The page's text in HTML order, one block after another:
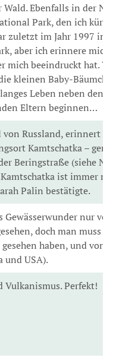
Ebenfalls in der
Park, den ich
zuletzt im Jahr 1997 im
aber ich erinnere mich
mich beeindruckt hat.
kleinen Baby-
Leben neben den
Eltern beginnen…
von Russland, erinnert
Kamtschatka –
Beringstraße (siehe
ist immer
Palin bestätigte.
Gewässerwunder nur
doch man muss
haben, und von
und USA).
Vulkanismus. Perfekt!